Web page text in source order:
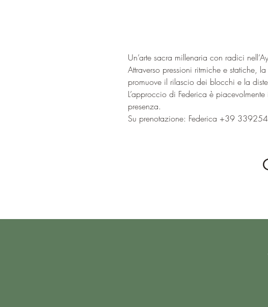
Un’arte sacra millenaria con radici
Attraverso pressioni ritmiche e statiche,
promuove il rilascio dei blocchi e la
L’approccio di Federica è
presenza.
Su prenotazione: Federica +39